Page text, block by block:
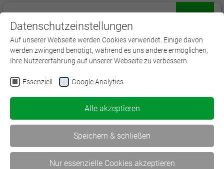
Registrierung für die Bausteine
Sehr geehrte Teilnehmer:innen,
hier das Vorgehen, damit Sie Zugriff auf die
Lerninhalte bekommen:
Datenschutzeinstellungen
Auf unserer Webseite werden Cookies verwendet. Einige davon
werden zwingend benötigt, während es uns andere ermöglichen,
Ihre Nutzererfahrung auf unserer Webseite zu verbessern.
Essenziell Google Analytics
Alle akzeptieren
Speichern & schließen
Nur essenzielle Cookies akzeptieren